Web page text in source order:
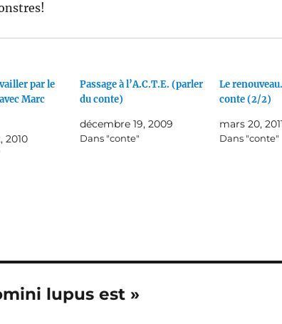
par le
Marc
2010
Passage à l’A.C.T.E. (parler
du conte)
décembre 19, 2009
Dans "conte"
Le
conte (2/2)
mars 20,
Dans "conte"
lupus est »